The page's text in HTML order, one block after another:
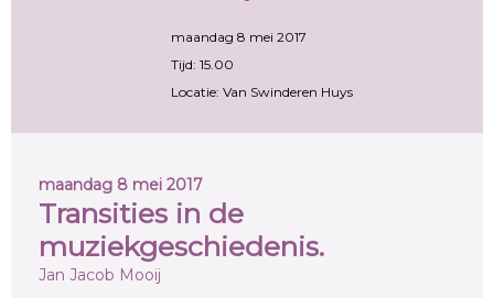
maandag 8 mei 2017
Tijd: 15.00
Locatie: Van Swinderen Huys
maandag 8 mei 2017
Transities in de
muziekgeschiedenis.
Jan Jacob Mooij